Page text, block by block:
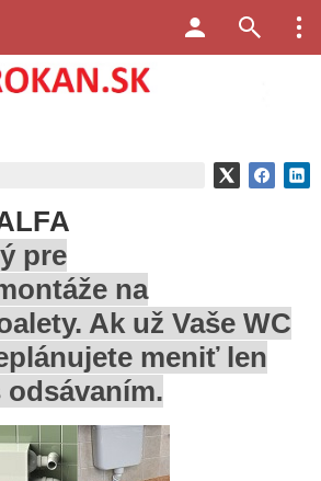
pre
na
Ak už Vaše WC
meniť len